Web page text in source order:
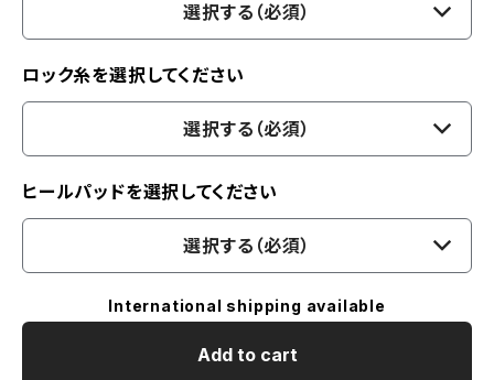
選択する（必須）
ロック糸を選択してください
選択する（必須）
ヒールパッドを選択してください
選択する（必須）
International shipping available
Add to cart